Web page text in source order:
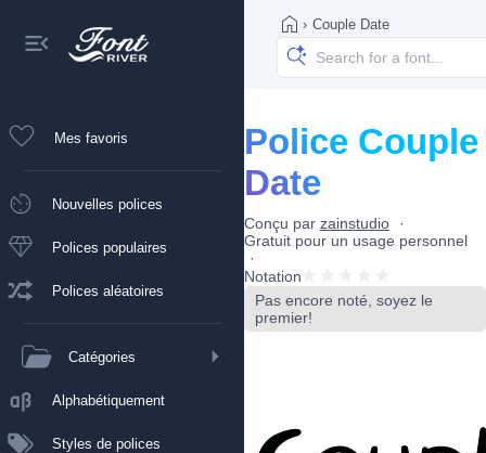
Mes favoris
Nouvelles polices
Polices populaires
Polices aléatoires
Catégories
Alphabétiquement
Styles de polices
› Couple Date
Police Couple
Date
Conçu par zainstudio
Gratuit pour un usage personnel
Notation
Pas encore noté, soyez le
premier!